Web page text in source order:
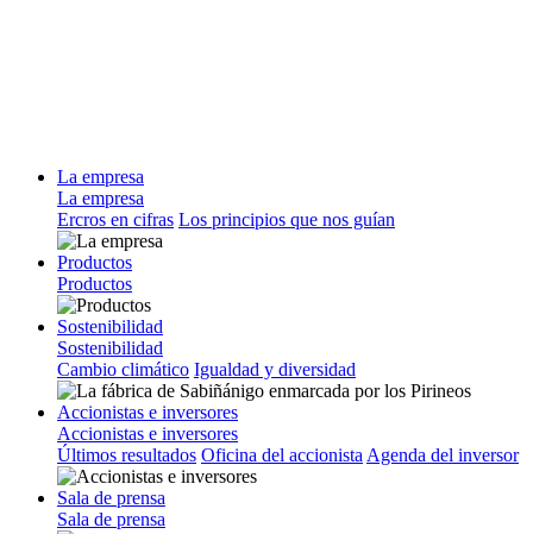
La empresa
La empresa
Ercros en cifras Los principios que nos guían
Productos
Productos
Sostenibilidad
Sostenibilidad
Cambio climático Igualdad y diversidad
Accionistas e inversores
Accionistas e inversores
Últimos resultados Oficina del accionista Agenda del inversor
Sala de prensa
Sala de prensa